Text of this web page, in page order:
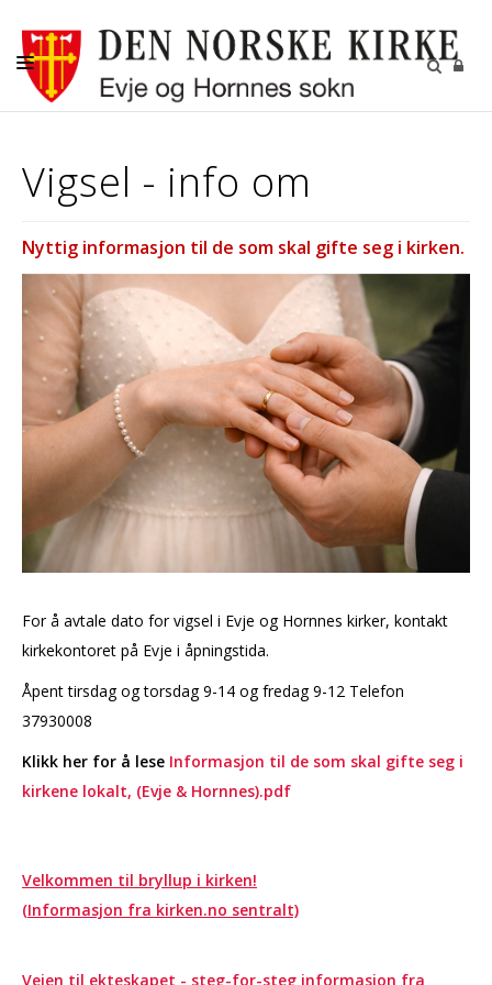
DÅP-VIGSEL
MENIGHETSARBEID
KYRKJEBLADET
GRAVFERD - GRAVPLASSENE
KIRKENE
KONTAKT OSS
Vigsel - info om
Nyttig informasjon til de som skal gifte seg i kirken.
For å avtale dato for vigsel i Evje og Hornnes kirker, kontakt
kirkekontoret på Evje i åpningstida.
Åpent tirsdag og torsdag 9-14 og fredag 9-12 Telefon
37930008
Klikk her for å lese Informasjon til de som skal gifte seg i
kirkene lokalt, (Evje & Hornnes).pdf
Velkommen til bryllup i kirken!
(Informasjon fra kirken.no sentralt)
Veien til ekteskapet - steg-for-steg informasjon fra